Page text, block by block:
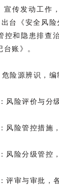
传发动工作
台《安全风
控和隐患排查
账》。
险源辨识，编
风险评价与分
险管控措施
险分级管控
审与审批，